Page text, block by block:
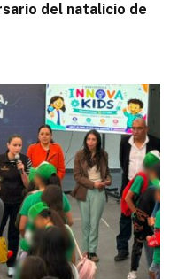
del natalicio de